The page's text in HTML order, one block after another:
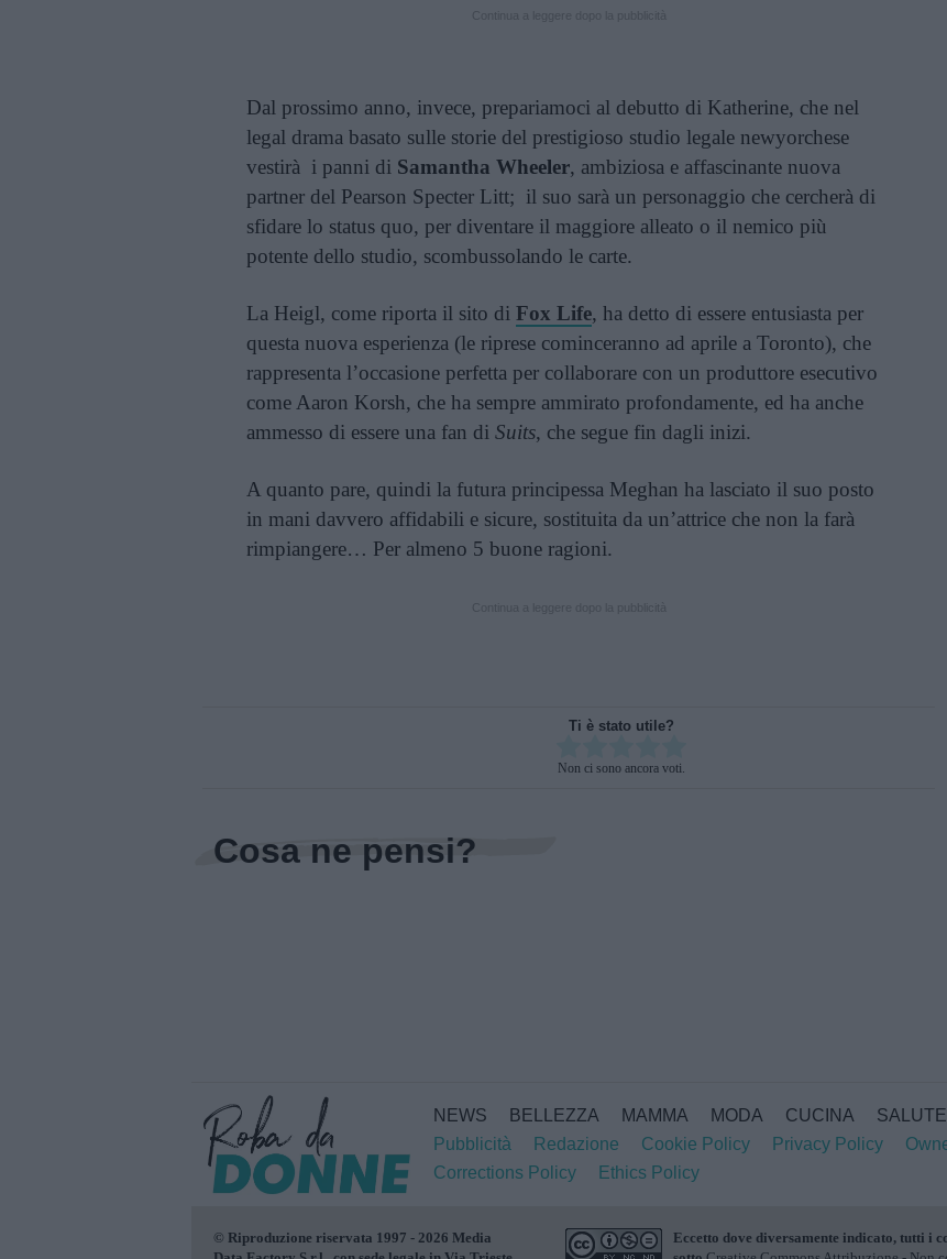
Dal prossimo anno, invece, prepariamoci al debutto di Katherine, che nel
legal drama basato sulle storie del prestigioso studio legale newyorchese
vestirà i panni di Samantha Wheeler, ambiziosa e affascinante nuova
partner del Pearson Specter Litt; il suo sarà un personaggio che cercherà di
sfidare lo status quo, per diventare il maggiore alleato o il nemico più
potente dello studio, scombussolando le carte.
La Heigl, come riporta il sito di Fox Life, ha detto di essere entusiasta per
questa nuova esperienza (le riprese cominceranno ad aprile a Toronto), che
rappresenta l’occasione perfetta per collaborare con un produttore esecutivo
come Aaron Korsh, che ha sempre ammirato profondamente, ed ha anche
ammesso di essere una fan di Suits, che segue fin dagli inizi.
A quanto pare, quindi la futura principessa Meghan ha lasciato il suo posto
in mani davvero affidabili e sicure, sostituita da un’attrice che non la farà
rimpiangere… Per almeno 5 buone ragioni.
Ti è stato utile?
Non ci sono ancora voti.
Cosa ne pensi?
NEWS BELLEZZA MAMMA MODA CUCINA SALUTE
Pubblicità
Redazione Cookie Policy Privacy Policy
Corrections Policy
Ethics Policy
© Riproduzione riservata 1997 - 2026 Media
Eccetto dove diversamente indicato, tutti i